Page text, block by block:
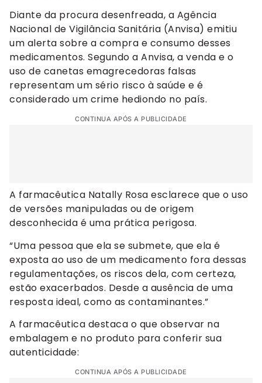
Diante da procura desenfreada, a Agência
Nacional de Vigilância Sanitária (Anvisa) emitiu
um alerta sobre a compra e consumo desses
medicamentos. Segundo a Anvisa, a venda e o
uso de canetas emagrecedoras falsas
representam um sério risco à saúde e é
considerado um crime hediondo no país.
CONTINUA APÓS A PUBLICIDADE
A farmacêutica Natally Rosa esclarece que o uso
de versões manipuladas ou de origem
desconhecida é uma prática perigosa.
“Uma pessoa que ela se submete, que ela é
exposta ao uso de um medicamento fora dessas
regulamentações, os riscos dela, com certeza,
estão exacerbados. Desde a ausência de uma
resposta ideal, como as contaminantes.”
A farmacêutica destaca o que observar na
embalagem e no produto para conferir sua
autenticidade:
CONTINUA APÓS A PUBLICIDADE